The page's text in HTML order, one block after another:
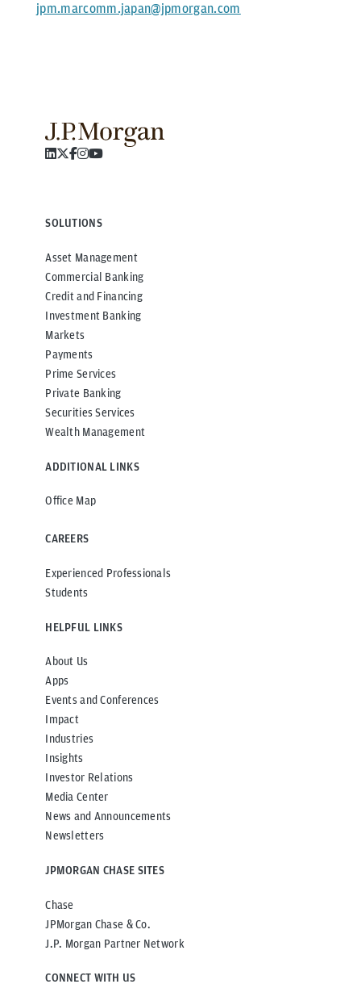
jpm.marcomm.japan@jpmorgan.com
SOLUTIONS
Asset Management
Commercial Banking
Credit and Financing
Investment Banking
Markets
Payments
Prime Services
Private Banking
Securities Services
Wealth Management
ADDITIONAL LINKS
Office Map
CAREERS
Experienced Professionals
Students
HELPFUL LINKS
About Us
Apps
Events and Conferences
Impact
Industries
Insights
Investor Relations
Media Center
News and Announcements
Newsletters
JPMORGAN CHASE SITES
Chase
JPMorgan Chase & Co.
J.P. Morgan Partner Network
CONNECT WITH US